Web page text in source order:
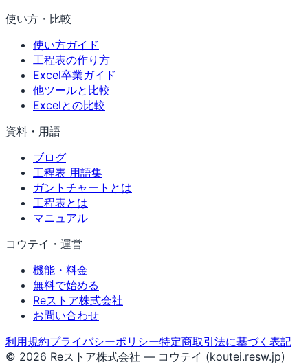
使い方・比較
使い方ガイド
工程表の作り方
Excel卒業ガイド
他ツールと比較
Excelとの比較
資料・用語
ブログ
工程表 用語集
ガントチャートとは
工程表とは
マニュアル
コウテイ・運営
機能・料金
無料で始める
Reストア株式会社
お問い合わせ
利用規約プライバシーポリシー特定商取引法に基づく表記
© 2026 Reストア株式会社 — コウテイ (koutei.resw.jp)